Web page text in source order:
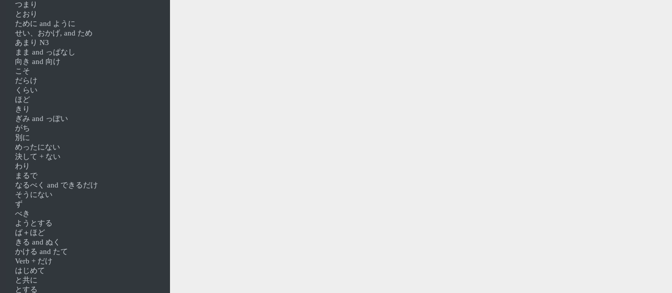
つまり
とおり
ために and ように
せい、おかげ, and ため
あまり N3
まま and っぱなし
向き and 向け
こそ
だらけ
くらい
ほど
きり
ぎみ and っぽい
がち
別に
めったにない
決して + ない
わり
まるで
なるべく and できるだけ
そうにない
ず
べき
ようとする
ば＋ほど
きる and ぬく
かける and たて
Verb + だけ
はじめて
と共に
とする